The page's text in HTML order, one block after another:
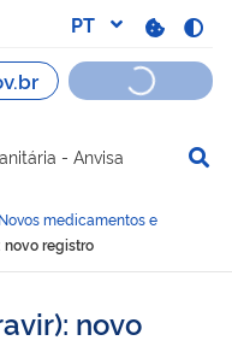
- Anvisa
Novos medicamentos e
registro
novo